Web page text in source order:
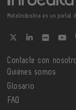
Metalindustria es un portal
Contacte con
Quiénes somos
Glosario
FAQ